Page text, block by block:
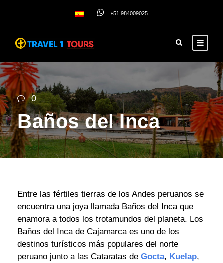
+51 984009025
0
Baños del Inca
Entre las fértiles tierras de los Andes peruanos se
encuentra una joya llamada Baños del Inca que
enamora a todos los trotamundos del planeta. Los
Baños del Inca de Cajamarca es uno de los
destinos turísticos más populares del norte
peruano junto a las Cataratas de Gocta, Kuelap,